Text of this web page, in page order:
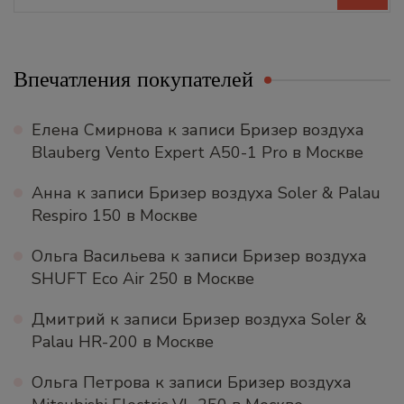
Впечатления покупателей
Елена Смирнова к записи Бризер воздуха
Blauberg Vento Expert A50-1 Pro в Москве
Анна к записи Бризер воздуха Soler & Palau
Respiro 150 в Москве
Ольга Васильева к записи Бризер воздуха
SHUFT Eco Air 250 в Москве
Дмитрий к записи Бризер воздуха Soler &
Palau HR-200 в Москве
Ольга Петрова к записи Бризер воздуха